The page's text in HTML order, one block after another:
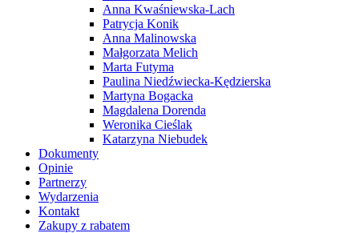
Anna Kwaśniewska-Lach
Patrycja Konik
Anna Malinowska
Małgorzata Melich
Marta Futyma
Paulina Niedźwiecka-Kędzierska
Martyna Bogacka
Magdalena Dorenda
Weronika Cieślak
Katarzyna Niebudek
Dokumenty
Opinie
Partnerzy
Wydarzenia
Kontakt
Zakupy z rabatem